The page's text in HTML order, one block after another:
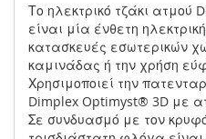
Το ηλεκτρικό τζάκι ατμού
είναι μία ένθετη
κατασκευές εσωτερικών
καμινάδας ή την χρήση
Χρησιμοποιεί την
Dimplex Optimyst® 3D με
Σε συνδυασμό με τον